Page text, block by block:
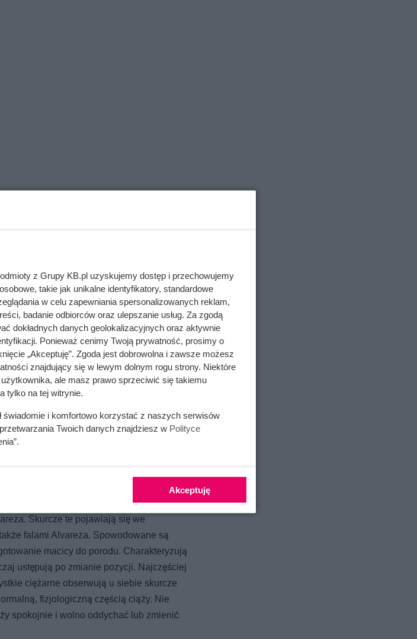
sromowych jest ból spowodowany
i podtrzymywać macicę. Więzadła obłe
objawia się zazwyczaj ostrym,
w trakcie wykonywania gwałtownych
również w trakcie snu. Ból może się
spowodowane rozciąganiem się więzadła
Ból więzadeł obłych często mylony
ciąży. Jednak każdy, nawet lekki ból
również udać się na wizytę do
ból poprzez manualne rozluźnienie
a także zastosować pozycje
korzystne dla kobiet w ciąży. Czasami
również leżenia na boku. Podczas
mięśnie oraz więzadła.
Skurcze te pojawiają się we
falami Alvareza. Spowodowane są
macicy do porodu. Charakteryzują
ustępują po zmianie pozycji. Najczęściej
ciężarne obserwują u siebie skurcze
fizjologiczną częścią ciąży. Nie
spokojnie i wolno oddychać lub zmienić
z Grupy KB.pl uzyskujemy dostęp i przechowujemy
takie jak unikalne identyfikatory, standardowe
w celu zapewniania spersonalizowanych reklam,
badanie odbiorców oraz ulepszanie usług. Za zgodą
dokładnych danych geolokalizacyjnych oraz aktywnie
Ponieważ cenimy Twoją prywatność, prosimy o
„Akceptuję”. Zgoda jest dobrowolna i zawsze możesz
znajdujący się w lewym dolnym rogu strony. Niektóre
ale masz prawo sprzeciwić się takiemu
tylko na tej witrynie.
i komfortowo korzystać z naszych serwisów
Twoich danych znajdziesz w Polityce
Akceptuję